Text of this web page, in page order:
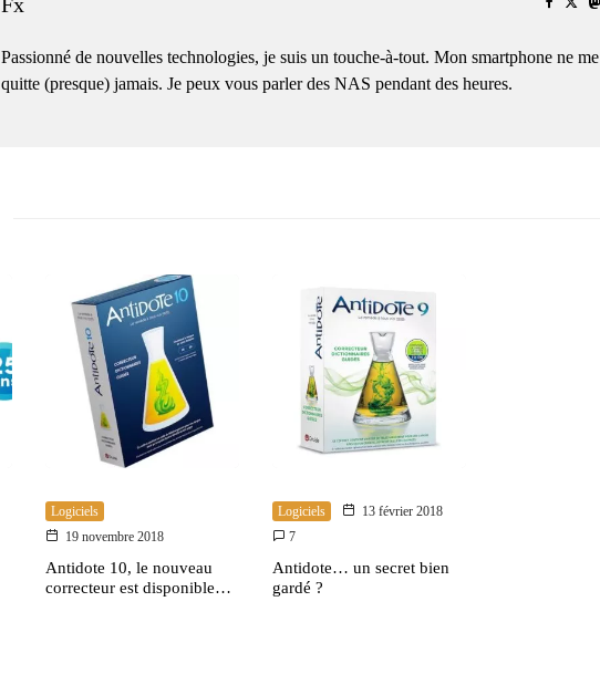
Passionné de nouvelles technologies, je suis un touche-à-tout. Mon smartphone ne me
quitte (presque) jamais. Je peux vous parler des NAS pendant des heures.
Logiciels
19 novembre 2018
Antidote 10, le nouveau
correcteur est disponible…
Logiciels
13 février 2018
7
Antidote… un secret bien
gardé ?